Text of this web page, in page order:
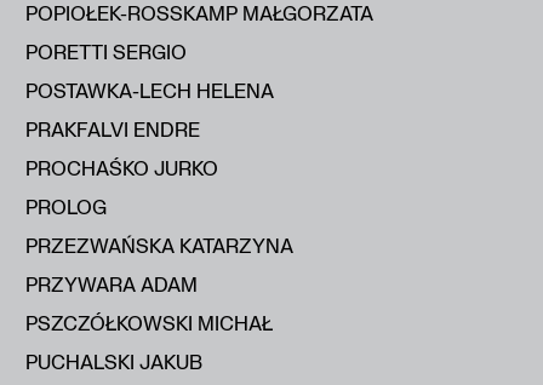
POPIOŁEK-ROSSKAMP MAŁGORZATA
PORETTI SERGIO
POSTAWKA-LECH HELENA
PRAKFALVI ENDRE
PROCHAŚKO JURKO
PROLOG
PRZEZWAŃSKA KATARZYNA
PRZYWARA ADAM
PSZCZÓŁKOWSKI MICHAŁ
PUCHALSKI JAKUB